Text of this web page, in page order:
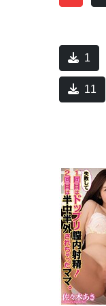
1
11